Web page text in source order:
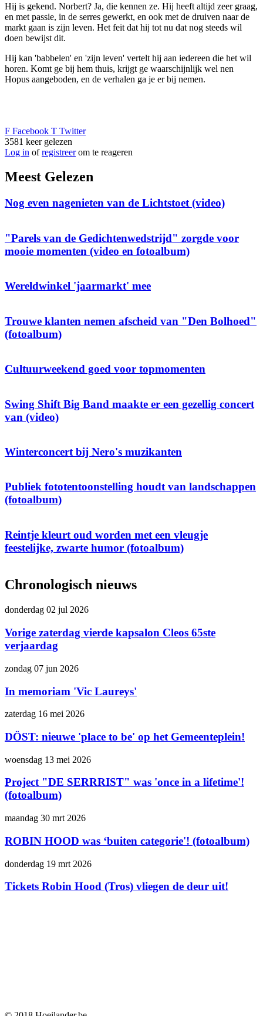
Hij is gekend. Norbert? Ja, die kennen ze. Hij heeft altijd zeer graag,
en met passie, in de serres gewerkt, en ook met de druiven naar de
markt gaan is zijn leven. Het feit dat hij tot nu dat nog steeds wil
doen bewijst dit.
Hij kan 'babbelen' en 'zijn leven' vertelt hij aan iedereen die het wil
horen. Komt ge bij hem thuis, krijgt ge waarschijnlijk wel nen
Hopus aangeboden, en de verhalen ga je er bij nemen.
F Facebook T Twitter
3581 keer gelezen
Log in ofregistreerom te reageren
Meest Gelezen
Nog even nagenieten van de Lichtstoet (video)
"Parels van de Gedichtenwedstrijd" zorgde voor
mooie momenten (video en fotoalbum)
Wereldwinkel 'jaarmarkt' mee
Trouwe klanten nemen afscheid van "Den Bolhoed"
(fotoalbum)
Cultuurweekend goed voor topmomenten
Swing Shift Big Band maakte er een gezellig concert
van (video)
Winterconcert bij Nero's muzikanten
Publiek fototentoonstelling houdt van landschappen
(fotoalbum)
Reintje kleurt oud worden met een vleugje
feestelijke, zwarte humor (fotoalbum)
Chronologisch nieuws
donderdag 02 jul 2026
Vorige zaterdag vierde kapsalon Cleos 65ste
verjaardag
zondag 07 jun 2026
In memoriam 'Vic Laureys'
zaterdag 16 mei 2026
DÖST: nieuwe 'place to be' op het Gemeenteplein!
woensdag 13 mei 2026
Project "DE SERRRIST" was 'once in a lifetime'!
(fotoalbum)
maandag 30 mrt 2026
ROBIN HOOD was ‘buiten categorie'! (fotoalbum)
donderdag 19 mrt 2026
Tickets Robin Hood (Tros) vliegen de deur uit!